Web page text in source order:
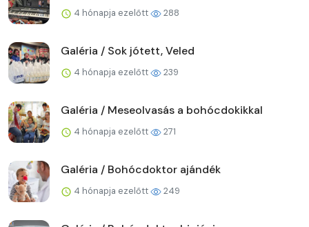
4 hónapja ezelőtt 288
Galéria / Sok jótett, Veled
4 hónapja ezelőtt 239
Galéria / Meseolvasás a bohócdokikkal
4 hónapja ezelőtt 271
Galéria / Bohócdoktor ajándék
4 hónapja ezelőtt 249